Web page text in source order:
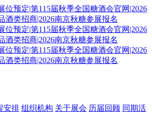
安排 组织机构 关于展会 历届回顾 同期活